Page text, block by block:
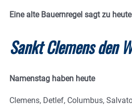
Eine alte Bauernregel sagt zu heute
Sankt Clemens den
Namenstag haben heute
Clemens, Detlef, Columbus,